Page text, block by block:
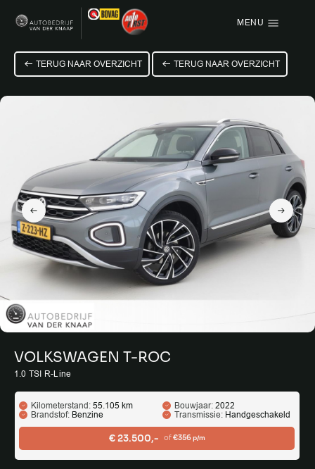
MENU
Menu items
HOME
OVER ONS
VACATURE
VERKOCHT
CONTACT
TERUG NAAR OVERZICHT TERUG NAAR OVERZICHT
VOLKSWAGEN T-ROC
1.0 TSI R-Line
Kilometerstand:55.105 km Bouwjaar: 2022
Brandstof: Benzine Transmissie: Handgeschakeld
€ 23.500,- of€356p/m